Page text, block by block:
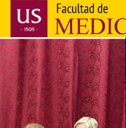
main
content
Navegación
principal